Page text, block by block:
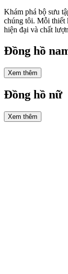
Khám phá bộ sưu
chúng tôi. Mỗi thiết
hiện đại và chất
Đồng hồ
Xem thêm
Đồng hồ nữ
Xem thêm